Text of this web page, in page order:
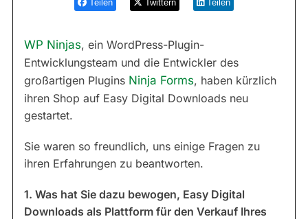
Teilen Twittern Teilen
WP Ninjas, ein WordPress-Plugin-
Entwicklungsteam und die Entwickler des
großartigen Plugins Ninja Forms, haben kürzlich
ihren Shop auf Easy Digital Downloads neu
gestartet.
Sie waren so freundlich, uns einige Fragen zu
ihren Erfahrungen zu beantworten.
1. Was hat Sie dazu bewogen, Easy Digital
Downloads als Plattform für den Verkauf Ihres